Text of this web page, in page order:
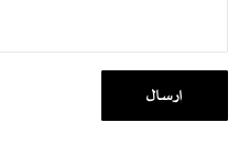
المناسبات الرسمية
السهرات واللقاءات الراقية
لمعرفة المقاس المناسب لكِ، اطّلعي على
إرسال